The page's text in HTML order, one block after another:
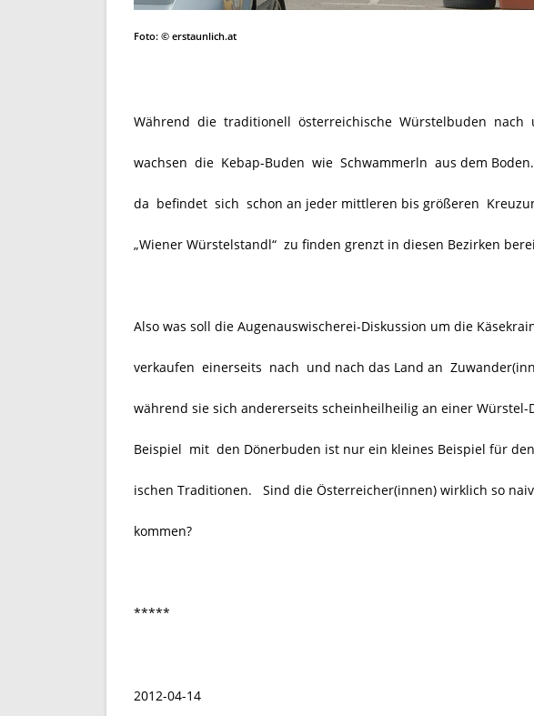
Foto: © erstaunlich.at
Während die traditionell österreichische Würstelbuden nach
wachsen die Kebap-Buden wie Schwammerln aus dem
da befindet sich schon an jeder mittleren bis größeren
„Wiener Würstelstandl“ zu finden grenzt in diesen Bezirken
Also was soll die Augenauswischerei-Diskussion um die
verkaufen einerseits nach und nach das Land an
während sie sich andererseits scheinheilheilig an einer
Beispiel mit den Dönerbuden ist nur ein kleines Beispiel für
ischen Traditionen. Sind die Österreicher(innen) wirklich so
kommen?
*****
2012-04-14